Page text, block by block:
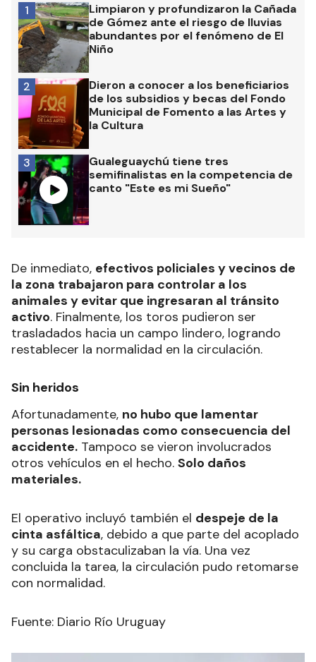
Limpiaron y profundizaron la Cañada
de Gómez ante el riesgo de lluvias
abundantes por el fenómeno de El
Niño
1
Dieron a conocer a los beneficiarios
de los subsidios y becas del Fondo
Municipal de Fomento a las Artes y
la Cultura
2
Gualeguaychú tiene tres
semifinalistas en la competencia de
canto "Este es mi Sueño"
3
De inmediato, efectivos policiales y vecinos de
la zona trabajaron para controlar a los
animales y evitar que ingresaran al tránsito
activo. Finalmente, los toros pudieron ser
trasladados hacia un campo lindero, logrando
restablecer la normalidad en la circulación.
Sin heridos
Afortunadamente, no hubo que lamentar
personas lesionadas como consecuencia del
accidente. Tampoco se vieron involucrados
otros vehículos en el hecho. Solo daños
materiales.
El operativo incluyó también el despeje de la
cinta asfáltica, debido a que parte del acoplado
y su carga obstaculizaban la vía. Una vez
concluida la tarea, la circulación pudo retomarse
con normalidad.
Fuente: Diario Río Uruguay